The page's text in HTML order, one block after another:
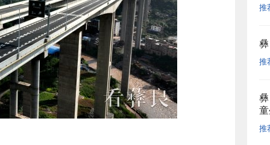
推
推
推